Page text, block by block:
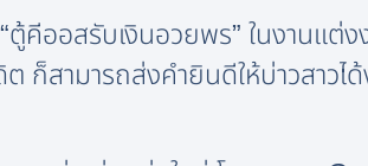
คีออสรับเงินอวยพร” ในงานแต่
ก็สามารถส่งคำยินดีให้บ่าวสาว